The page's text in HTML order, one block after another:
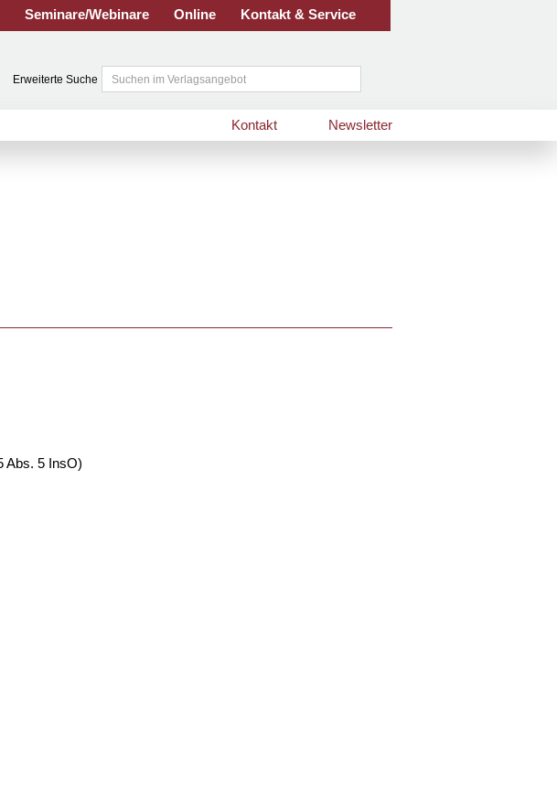
Seminare/Webinare Online Kontakt & Service
Erweiterte Suche
Newsletter
Kontakt
Abs. 5 InsO)